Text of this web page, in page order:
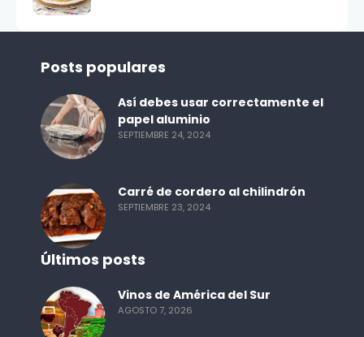
Posts populares
Así debes usar correctamente el
papel aluminio
SEPTIEMBRE 24, 2024
Carré de cordero al chilindrón
SEPTIEMBRE 23, 2024
Últimos posts
Vinos de América del Sur
AGOSTO 7, 2026